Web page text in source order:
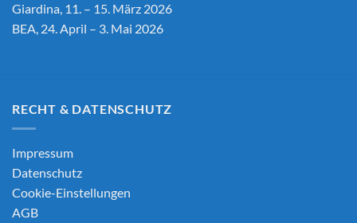
Giardina, 11. – 15. März 2026
BEA, 24. April – 3. Mai 2026
RECHT & DATENSCHUTZ
Impressum
Datenschutz
Cookie-Einstellungen
AGB